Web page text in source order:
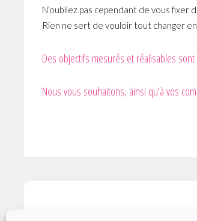
N’oubliez pas cependant de vous fixer
Rien ne sert de vouloir tout changer
Des objectifs mesurés et réalisables
Nous vous souhaitons, ainsi qu’à vos